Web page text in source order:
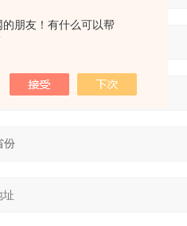
的朋友！有什么可以帮